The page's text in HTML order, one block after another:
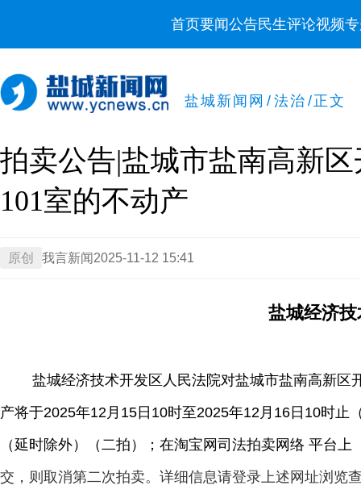
首页要闻公告民生评论视频
盐城新闻网 / 法治 /正文
拍卖公告|盐城市盐南高新
101室的不动产
原创 我言新闻 2025-11-12 15:41
盐城经济
盐城经济技术开发区人民法院对盐城市盐南高新
产将于2025年12月15日10时至2025年12月16日10时
（延时除外）（二拍）；在淘宝网司法拍卖网络 平台上
交，则取消第二次拍卖。详细信息请登录上述网址浏览